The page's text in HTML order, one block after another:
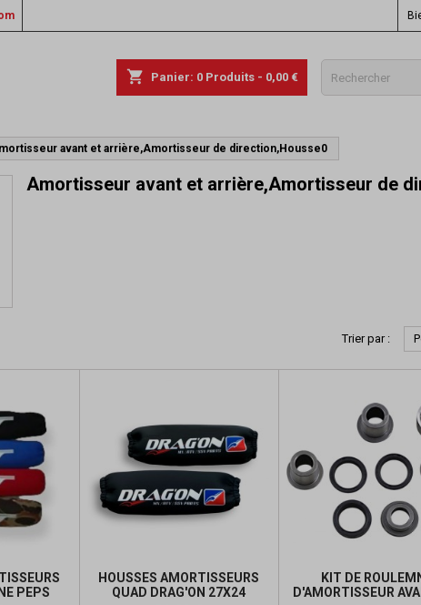
shopping_cart Panier: 0 Produits - 0,00 €
avant et arrière,Amortisseur de direction,Housse0
Amortisseur avant et arrière,Amortisseur de
Trier par :
PEPS
HOUSSES AMORTISSEURS
QUAD DRAG'ON 27X24
KIT DE
D'AMORTISSEUR